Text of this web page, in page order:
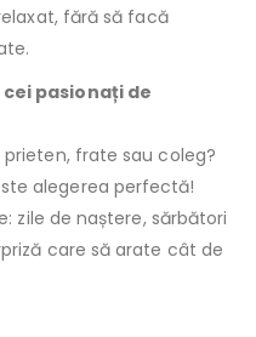
fără să facă
pasionați de
frate sau coleg?
alegerea perfectă!
zile de naștere, sărbători
care să arate cât de